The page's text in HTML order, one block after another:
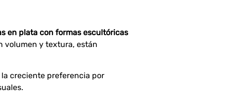
en plata con formas escultóricas
volumen y textura, están
creciente preferencia por